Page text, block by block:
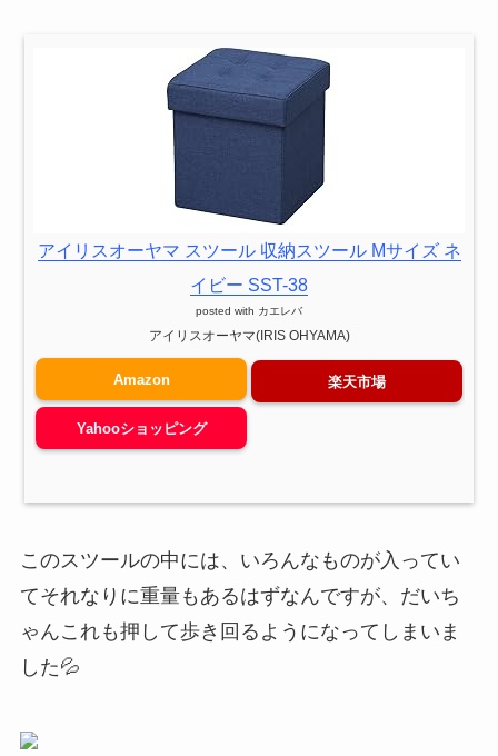
アイリスオーヤマ スツール 収納スツール Mサイズ ネ
イビー SST-38
posted with カエレバ
アイリスオーヤマ(IRIS OHYAMA)
Amazon 楽天市場
Yahooショッピング
このスツールの中には、いろんなものが入ってい
てそれなりに重量もあるはずなんですが、だいち
ゃんこれも押して歩き回るようになってしまいま
した💦